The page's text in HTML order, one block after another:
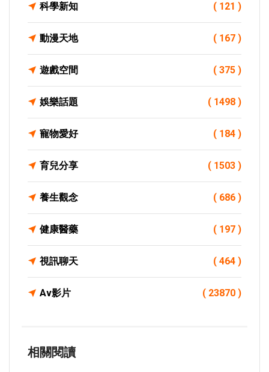
科學新知 ( 121 )
動漫天地 ( 167 )
遊戲空間 ( 375 )
娛樂話題 ( 1498 )
寵物愛好 ( 184 )
育兒分享 ( 1503 )
養生觀念 ( 686 )
健康醫藥 ( 197 )
視訊聊天 ( 464 )
Av影片 ( 23870 )
相關閱讀